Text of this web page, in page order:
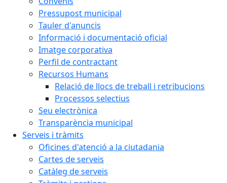
Pressupost municipal
Tauler d'anuncis
Informació i documentació oficial
Imatge corporativa
Perfil de contractant
Recursos Humans
Relació de llocs de treball i retribucions
Processos selectius
Seu electrònica
Transparència municipal
Serveis i tràmits
Oficines d'atenció a la ciutadania
Cartes de serveis
Catàleg de serveis